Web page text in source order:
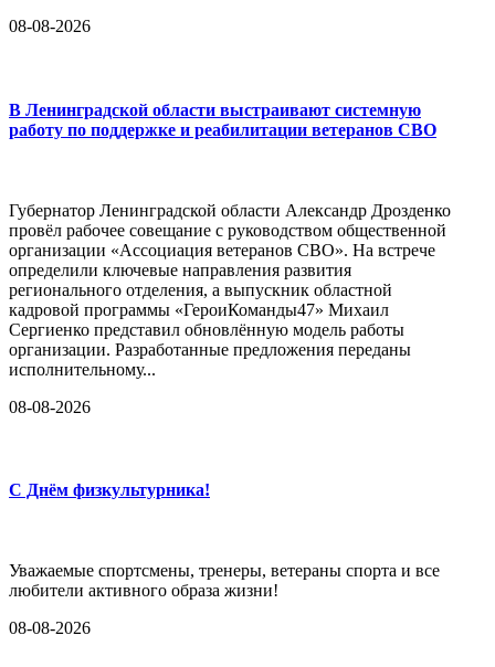
08-08-2026
В Ленинградской области выстраивают системную
работу по поддержке и реабилитации ветеранов СВО
Губернатор Ленинградской области Александр Дрозденко
провёл рабочее совещание с руководством общественной
организации «Ассоциация ветеранов СВО». На встрече
определили ключевые направления развития
регионального отделения, а выпускник областной
кадровой программы «ГероиКоманды47» Михаил
Сергиенко представил обновлённую модель работы
организации. Разработанные предложения переданы
исполнительному...
08-08-2026
С Днём физкультурника!
Уважаемые спортсмены, тренеры, ветераны спорта и все
любители активного образа жизни!
08-08-2026